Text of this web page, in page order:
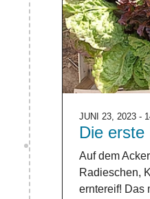
JUNI 23, 2023 -
Die erste
Auf dem
Radieschen,
erntereif! Das